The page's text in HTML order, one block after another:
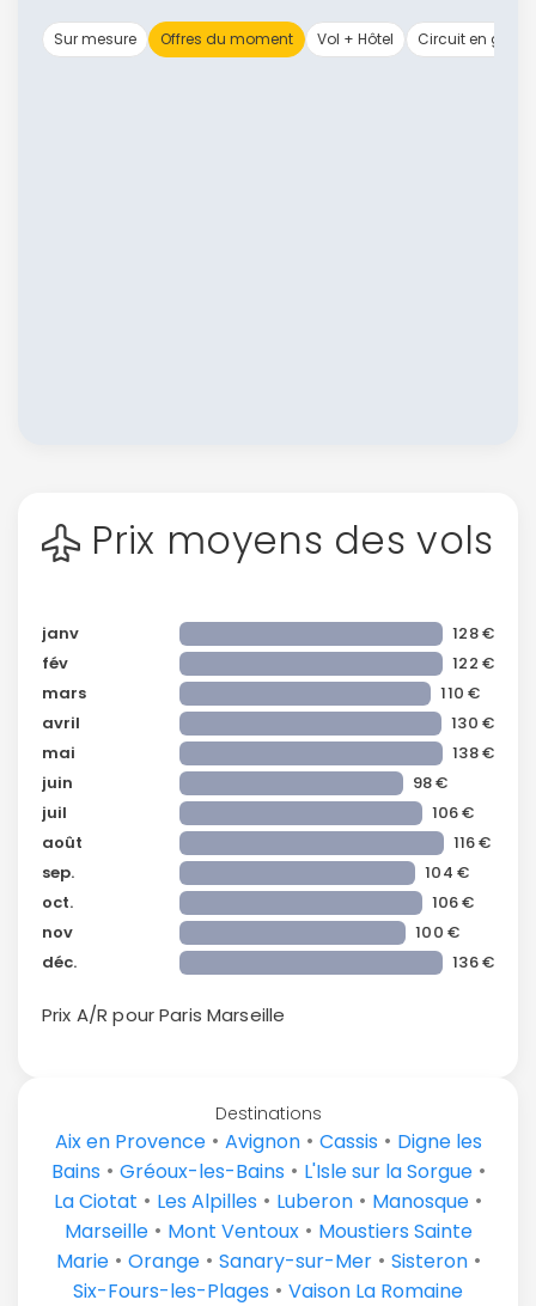
Sur mesure Offres du moment Vol + Hôtel Circuit en
Prix moyens des vols
janv
128 €
fév
122 €
mars
110 €
avril
130 €
mai
138 €
juin
98 €
juil
106 €
août
116 €
sep.
104 €
oct.
106 €
nov
100 €
déc.
136 €
Prix A/R pour Paris Marseille
Destinations
Aix en Provence• Avignon• Cassis • Digne les
Bains • Gréoux-les-Bains • L'Isle sur la Sorgue•
La Ciotat • Les Alpilles • Luberon • Manosque •
Marseille• Mont Ventoux• Moustiers Sainte
Marie• Orange• Sanary-sur-Mer• Sisteron•
Six-Fours-les-Plages • Vaison La Romaine